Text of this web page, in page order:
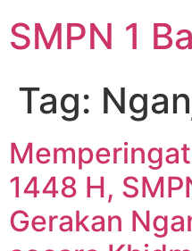
SMPN 1
Tag:
1448 H,
Gerakan